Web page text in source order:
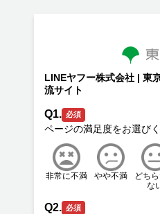
LINEヤフー株式会社 | 東
流サイト
Q1. 必須
非常に不満 やや不満
どち
な
Q2. 必須